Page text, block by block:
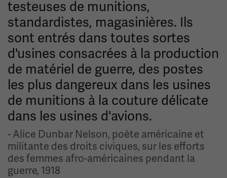
testeuses de munitions,
standardistes, magasinières. Ils
sont entrés dans toutes sortes
d'usines consacrées à la production
de matériel de guerre, des postes
les plus dangereux dans les usines
de munitions à la couture délicate
dans les usines d'avions.
- Alice Dunbar Nelson, poète américaine et
militante des droits civiques, sur les efforts
des femmes afro-américaines pendant la
guerre, 1918